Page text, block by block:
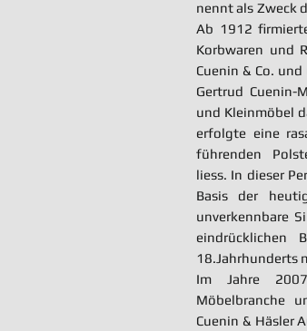
nennt als Zweck
Ab 1912
Korbwaren und
Cuenin & Co.
Gertrud Cuenin-
und Kleinmöbel
erfolgte eine
führenden
liess. In dieser
Basis der
unverkennbare
eindrücklichen
18.Jahrhunderts
Im Jahre
Möbelbranche
Cuenin & Häsler